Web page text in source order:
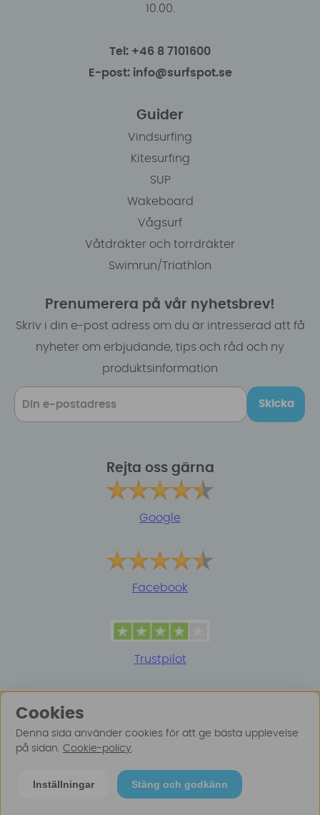
10.00.
Tel: +46 8 7101600
E-post: info@surfspot.se
Guider
Vindsurfing
Kitesurfing
SUP
Wakeboard
Vågsurf
Våtdräkter och torrdräkter
Swimrun/Triathlon
Prenumerera på vår nyhetsbrev!
Skriv i din e-post adress om du är intresserad att få
nyheter om erbjudande, tips och råd och ny
produktsinformation
Skicka
Rejta oss gärna
Google
Facebook
Trustpilot
mer här
Cookies
Denna sida använder cookies för att ge bästa upplevelse
på sidan. Cookie-policy.
Inställningar Stäng och godkänn